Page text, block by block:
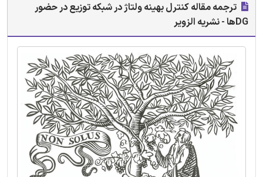
ترجمه مقاله کنترل بهینه ولتاژ در شبکه توزیع در حضور
DGها - نشریه الزویر